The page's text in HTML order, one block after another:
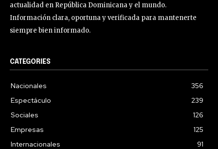
actualidad en República Dominicana y el mundo.
Información clara, oportuna y verificada para mantenerte
siempre bien informado.
CATEGORIES
Nacionales
356
Espectáculo
239
Sociales
126
Empresas
125
Internacionales
91